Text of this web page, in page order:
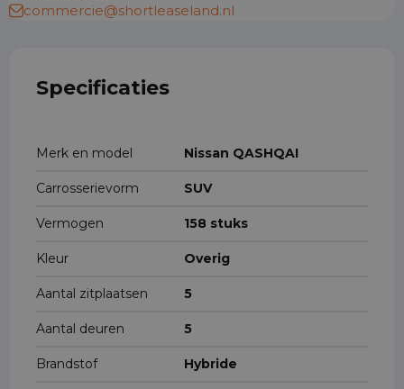
commercie@shortleaseland.nl
Specificaties
Merk en model Nissan QASHQAI
Carrosserievorm SUV
Vermogen 158 stuks
Kleur Overig
Aantal zitplaatsen 5
Aantal deuren 5
Brandstof Hybride